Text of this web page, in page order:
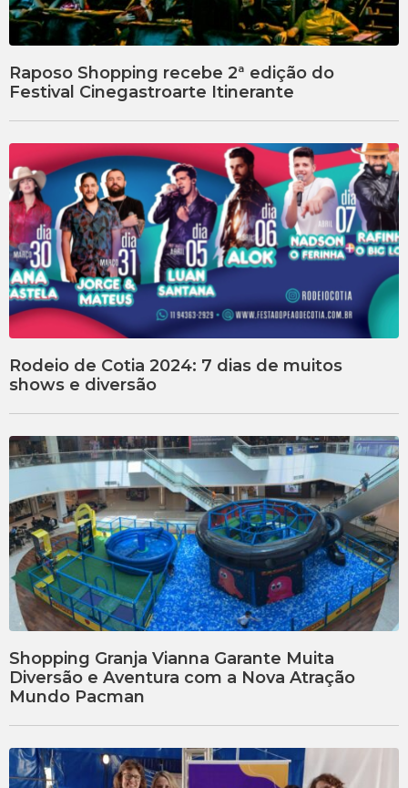
Raposo Shopping recebe 2ª edição do
Festival Cinegastroarte Itinerante
Rodeio de Cotia 2024: 7 dias de muitos
shows e diversão
Shopping Granja Vianna Garante Muita
Diversão e Aventura com a Nova Atração
Mundo Pacman